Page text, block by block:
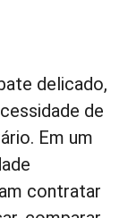
delicado,
de
Em um
contratar